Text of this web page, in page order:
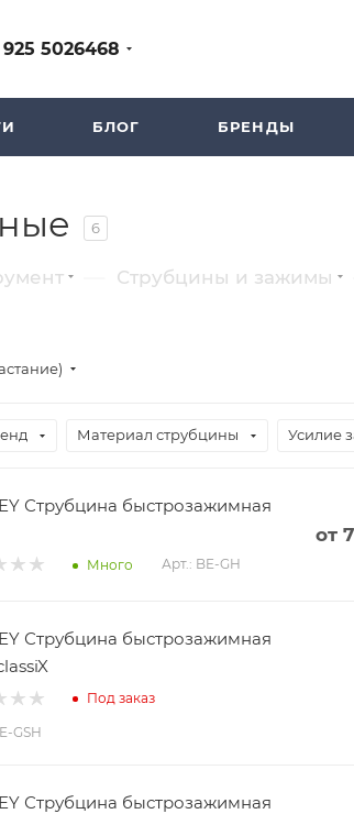
925 5026468
БЛОГ БРЕНДЫ
6
Струбцины и зажимы
Материал струбцины Усилие
Струбцина быстрозажимная
Много Арт.: BE-GH
от
Струбцина быстрозажимная
Под заказ
GSH
Струбцина быстрозажимная